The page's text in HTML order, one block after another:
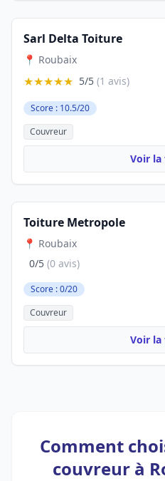
Sarl Delta Toiture
📍 Roubaix
★★★★★ 5/5 (1 avis)
Score : 10.5/20
Couvreur
Voir la
Toiture Metropole
📍 Roubaix
0/5 (0 avis)
Score : 0/20
Couvreur
Voir la
Comment
couvreur à